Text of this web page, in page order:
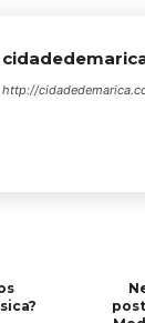
http://